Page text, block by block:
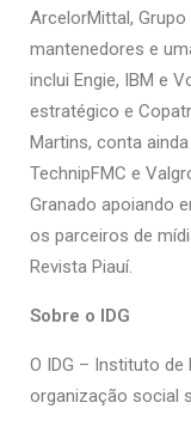
ArcelorMittal,
mantenedores e
inclui Engie, IBM e
estratégico e
Martins, conta
TechnipFMC e
Granado apoiando
os parceiros de
Revista Piauí.
Sobre o IDG
O IDG – Instituto
organização social